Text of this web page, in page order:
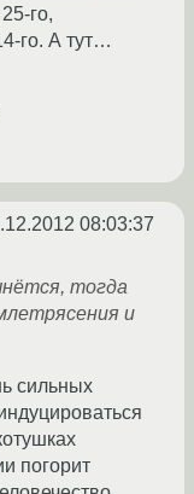
го,
го. А тут…
08:03:37
тогда
и
сильных
погорит